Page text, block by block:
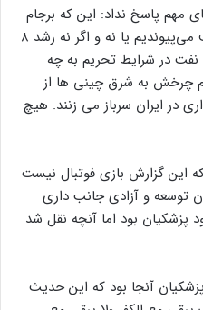
پاسخ نداد: این که برجام
در شرایط تحریم به چه
چرخش به شرق چینی ها از
این گزارش بازی فوتبال نیست
توسعه و آزادی جانب داری